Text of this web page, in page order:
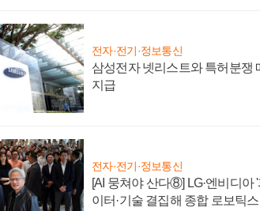
전자·전기·정보통신
삼성전자 넷리스트와 특허분쟁
지급
전자·전기·정보통신
[AI 뭉쳐야 산다⑧] LG·엔비디아
이터·기술 결집해 종합 로보틱